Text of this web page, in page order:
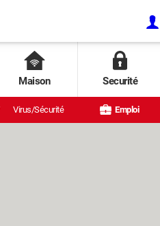
Maison Securité
Virus/Sécurité Emploi